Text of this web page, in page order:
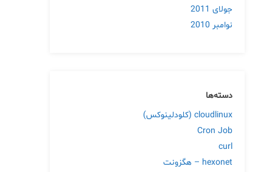
جولای 2011
نوامبر 2010
دسته‌ها
cloudlinux (کلودلینوکس)
Cron Job
curl
hexonet – هگزونت